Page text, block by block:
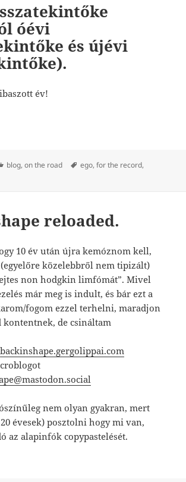
óévi
és újévi
év!
(igazából óévi visszatekintőke és
Kategória
blog,on the road Címke
ego,for the record,
reloaded.
10 év után újra kemóznom kell,
közelebbről nem tipizált)
non hodgkin limfómát”. Mivel
már meg is indult, és bár ezt a
fogom ezzel terhelni, maradjon
kontentnek, de csináltam
backinshape.gergolippai.com
nem olyan gyakran, mert
évesek) posztolni hogy mi van,
az alapinfók copypastelését.